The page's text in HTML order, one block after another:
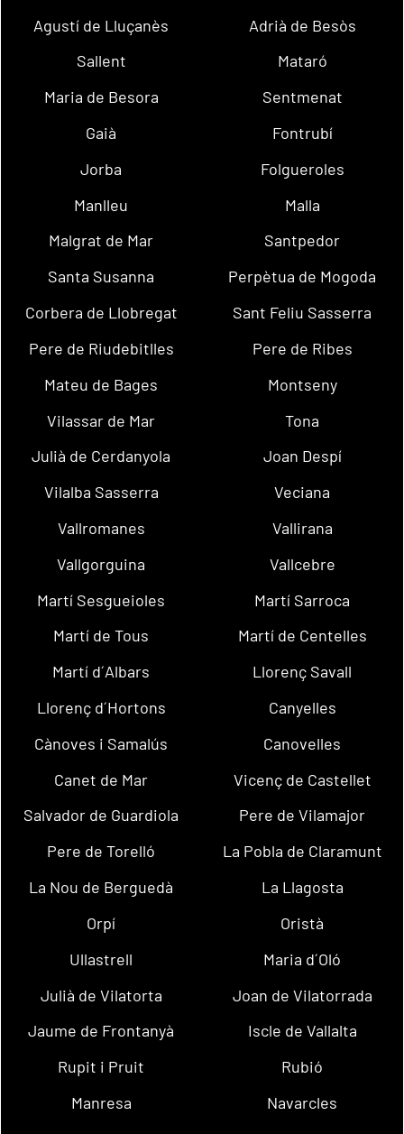
Agustí de Lluçanès
Adrià de Besòs
Sallent
Mataró
Maria de Besora
Sentmenat
Gaià
Fontrubí
Jorba
Folgueroles
Manlleu
Malla
Malgrat de Mar
Santpedor
Santa Susanna
Perpètua de Mogoda
Corbera de Llobregat
Sant Feliu Sasserra
Pere de Riudebitlles
Pere de Ribes
Mateu de Bages
Montseny
Vilassar de Mar
Tona
Julià de Cerdanyola
Joan Despí
Vilalba Sasserra
Veciana
Vallromanes
Vallirana
Vallgorguina
Vallcebre
Martí Sesgueioles
Martí Sarroca
Martí de Tous
Martí de Centelles
Martí d´Albars
Llorenç Savall
Llorenç d´Hortons
Canyelles
Cànoves i Samalús
Canovelles
Canet de Mar
Vicenç de Castellet
Salvador de Guardiola
Pere de Vilamajor
Pere de Torelló
La Pobla de Claramunt
La Nou de Berguedà
La Llagosta
Orpí
Oristà
Ullastrell
Maria d´Oló
Julià de Vilatorta
Joan de Vilatorrada
Jaume de Frontanyà
Iscle de Vallalta
Rupit i Pruit
Rubió
Manresa
Navarcles